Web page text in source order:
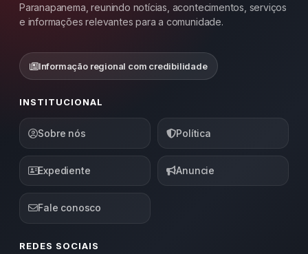
Paranapanema, reunindo notícias, acontecimentos, serviços
e informações relevantes para a comunidade.
Informação regional com credibilidade
INSTITUCIONAL
Sobre nós Política
Expediente Anuncie
Fale conosco
REDES SOCIAIS